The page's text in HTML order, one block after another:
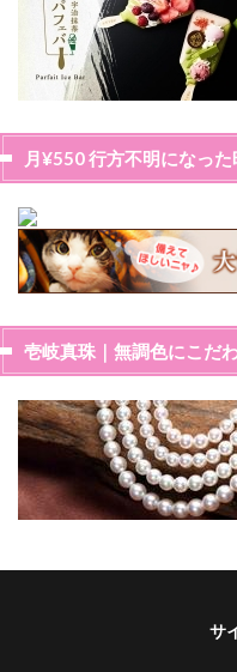
月¥550 行方不明になっ
壱岐真珠｜無調色にこだ
サ